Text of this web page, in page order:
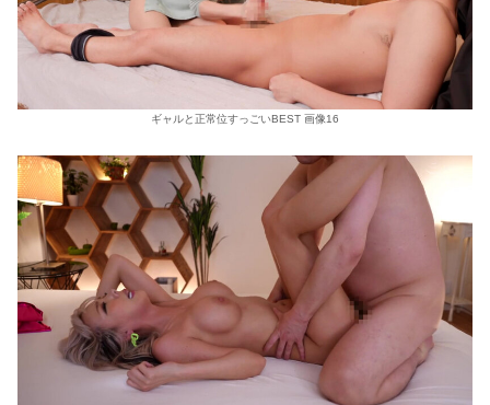
ギャルと正常位すっごいBEST 画像16